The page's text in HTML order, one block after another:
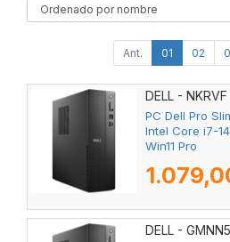
Ant. 01 02
DELL - NKRVF
PC Dell Pro
Intel Core i7-
Win11 Pro
DELL - GMNN5